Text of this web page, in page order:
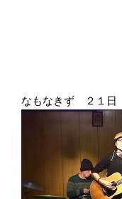
なもなきず